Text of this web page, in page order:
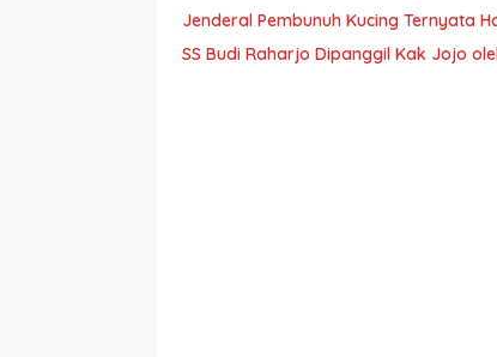
Jenderal Pembunuh Kucing Ternyata
SS Budi Raharjo Dipanggil Kak Jojo